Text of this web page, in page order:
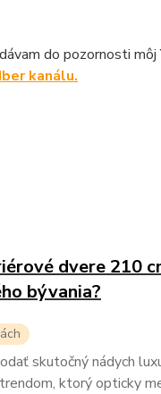
do pozornosti
kanálu.
dvere 210
bývania?
skutočný nádych
ktorý opticky